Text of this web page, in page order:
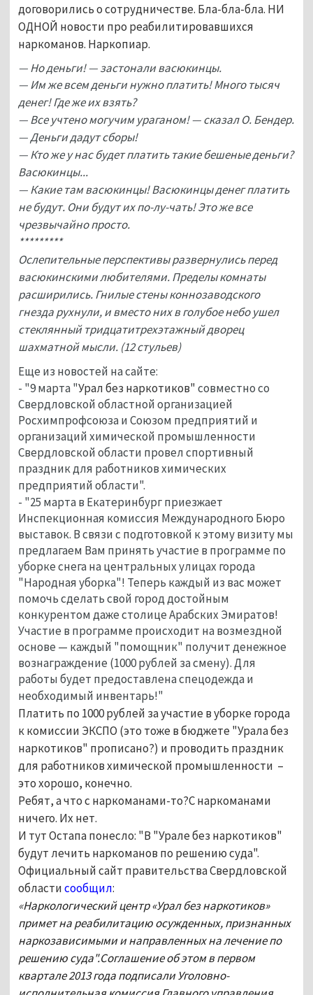
договорились о сотрудничестве. Бла-бла-бла. НИ
ОДНОЙ новости про реабилитировавшихся
наркоманов. Наркопиар.
— Но деньги! — застонали васюкинцы.
— Им же всем деньги нужно платить! Много тысяч
денег! Где же их взять?
— Все учтено могучим ураганом! — сказал О. Бендер.
— Деньги дадут сборы!
— Кто же у нас будет платить такие бешеные деньги?
Васюкинцы...
— Какие там васюкинцы! Васюкинцы денег платить
не будут. Они будут их по-лу-чать! Это же все
чрезвычайно просто.
*********
Ослепительные перспективы развернулись перед
васюкинскими любителями. Пределы комнаты
расширились. Гнилые стены коннозаводского
гнезда рухнули, и вместо них в голубое небо ушел
стеклянный тридцатитрехэтажный дворец
шахматной мысли. (12 стульев)
Еще из новостей на сайте:
- "9 марта "Урал без наркотиков"совместно со
Свердловской областной организацией
Росхимпрофсоюза и Союзом предприятий и
организаций химической промышленности
Свердловской области провел спортивный
праздник для работников химических
предприятий области".
- "25 марта в Екатеринбург приезжает
Инспекционная комиссия Международного Бюро
выставок. В связи с подготовкой к этому визиту мы
предлагаем Вам принять участие в программе по
уборке снега на центральных улицах города
"Народная уборка"! Теперь каждый из вас может
помочь сделать свой город достойным
конкурентом даже столице Арабских Эмиратов!
Участие в программе происходит на возмездной
основе — каждый "помощник" получит денежное
вознаграждение (1000 рублей за смену). Для
работы будет предоставлена спецодежда и
необходимый инвентарь!"
Платить по 1000 рублей за участие в уборке города
к комиссии ЭКСПО (это тоже в бюджете "Урала без
наркотиков" прописано?) и проводить праздник
для работников химической промышленности –
это хорошо, конечно.
Ребят, а что с наркоманами-то?С наркоманами
ничего. Их нет.
И тут Остапа понесло: "В "Урале без наркотиков"
будут лечить наркоманов по решению суда".
Официальный сайт правительства Свердловской
областисообщил:
«Наркологический центр «Урал без наркотиков»
примет на реабилитацию осужденных, признанных
наркозависимыми и направленных на лечение по
решению суда".Соглашение об этом в первом
квартале 2013 года подписали Уголовно-